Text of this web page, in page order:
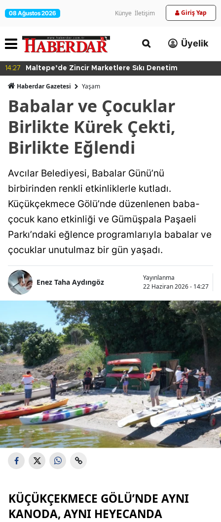
08 Ağustos 2026 Künye İletişim Giriş Yap
Üyelik
14:27 Maltepe’de Zincir Marketlere Sıkı Denetim
Haberdar Gazetesi Yaşam
Babalar ve Çocuklar
Birlikte Kürek Çekti,
Birlikte Eğlendi
Avcılar Belediyesi, Babalar Günü’nü
birbirinden renkli etkinliklerle kutladı.
Küçükçekmece Gölü’nde düzenlenen baba-
çocuk kano etkinliği ve Gümüşpala Paşaeli
Parkı’ndaki eğlence programlarıyla babalar ve
çocuklar unutulmaz bir gün yaşadı.
Enez Taha Aydıngöz
Yayınlanma
22 Haziran 2026 - 14:27
KÜÇÜKÇEKMECE GÖLÜ’NDE AYNI
KANODA, AYNI HEYECANDA